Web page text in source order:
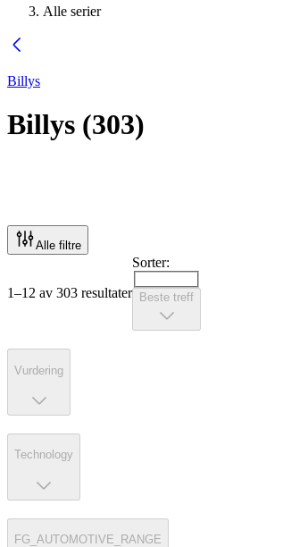
Alle serier
Billys
Billys (303)
Alle filtre
1–12 av 303 resultater
Sorter:
Beste treff
Vurdering
Technology
FG_AUTOMOTIVE_RANGE